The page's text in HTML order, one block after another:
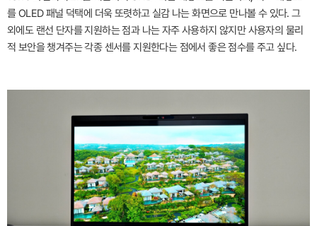
를 OLED 패널 덕택에 더욱 또렷하고 실감 나는 화면으로 만나볼 수 있다. 그
외에도 랜선 단자를 지원하는 점과 나는 자주 사용하지 않지만 사용자의 물리
적 보안을 챙겨주는 각종 센서를 지원한다는 점에서 좋은 점수를 주고 싶다.